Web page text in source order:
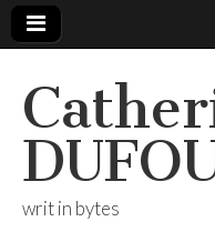
writ in bytes